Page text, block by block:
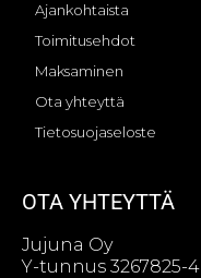
Ajankohtaista
Toimitusehdot
Maksaminen
Ota yhteyttä
Tietosuojaseloste
OTA YHTEYTTÄ
Jujuna Oy
Y-tunnus 3267825-4